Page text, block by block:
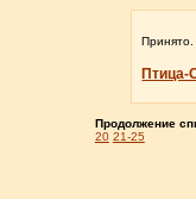
Птица-
Продолжение
20 21-25